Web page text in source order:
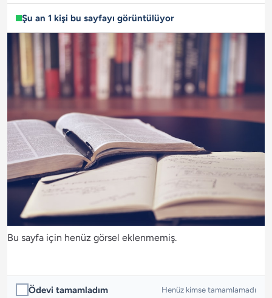
Şu an 1 kişi bu sayfayı görüntülüyor
Bu sayfa için henüz görsel eklenmemiş.
Ödevi tamamladım Henüz kimse tamamlamadı